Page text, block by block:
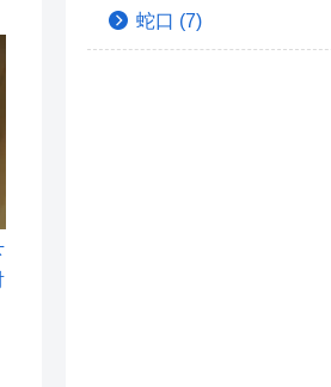
蛇口 (7)